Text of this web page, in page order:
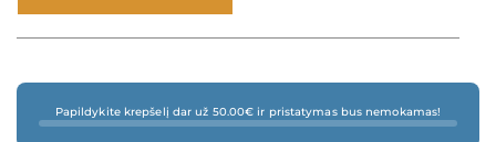
Papildykite krepšelį dar už 50.00€ ir pristatymas bus nemokamas!